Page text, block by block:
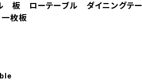
ローテーブル ダイニングテ
枚板